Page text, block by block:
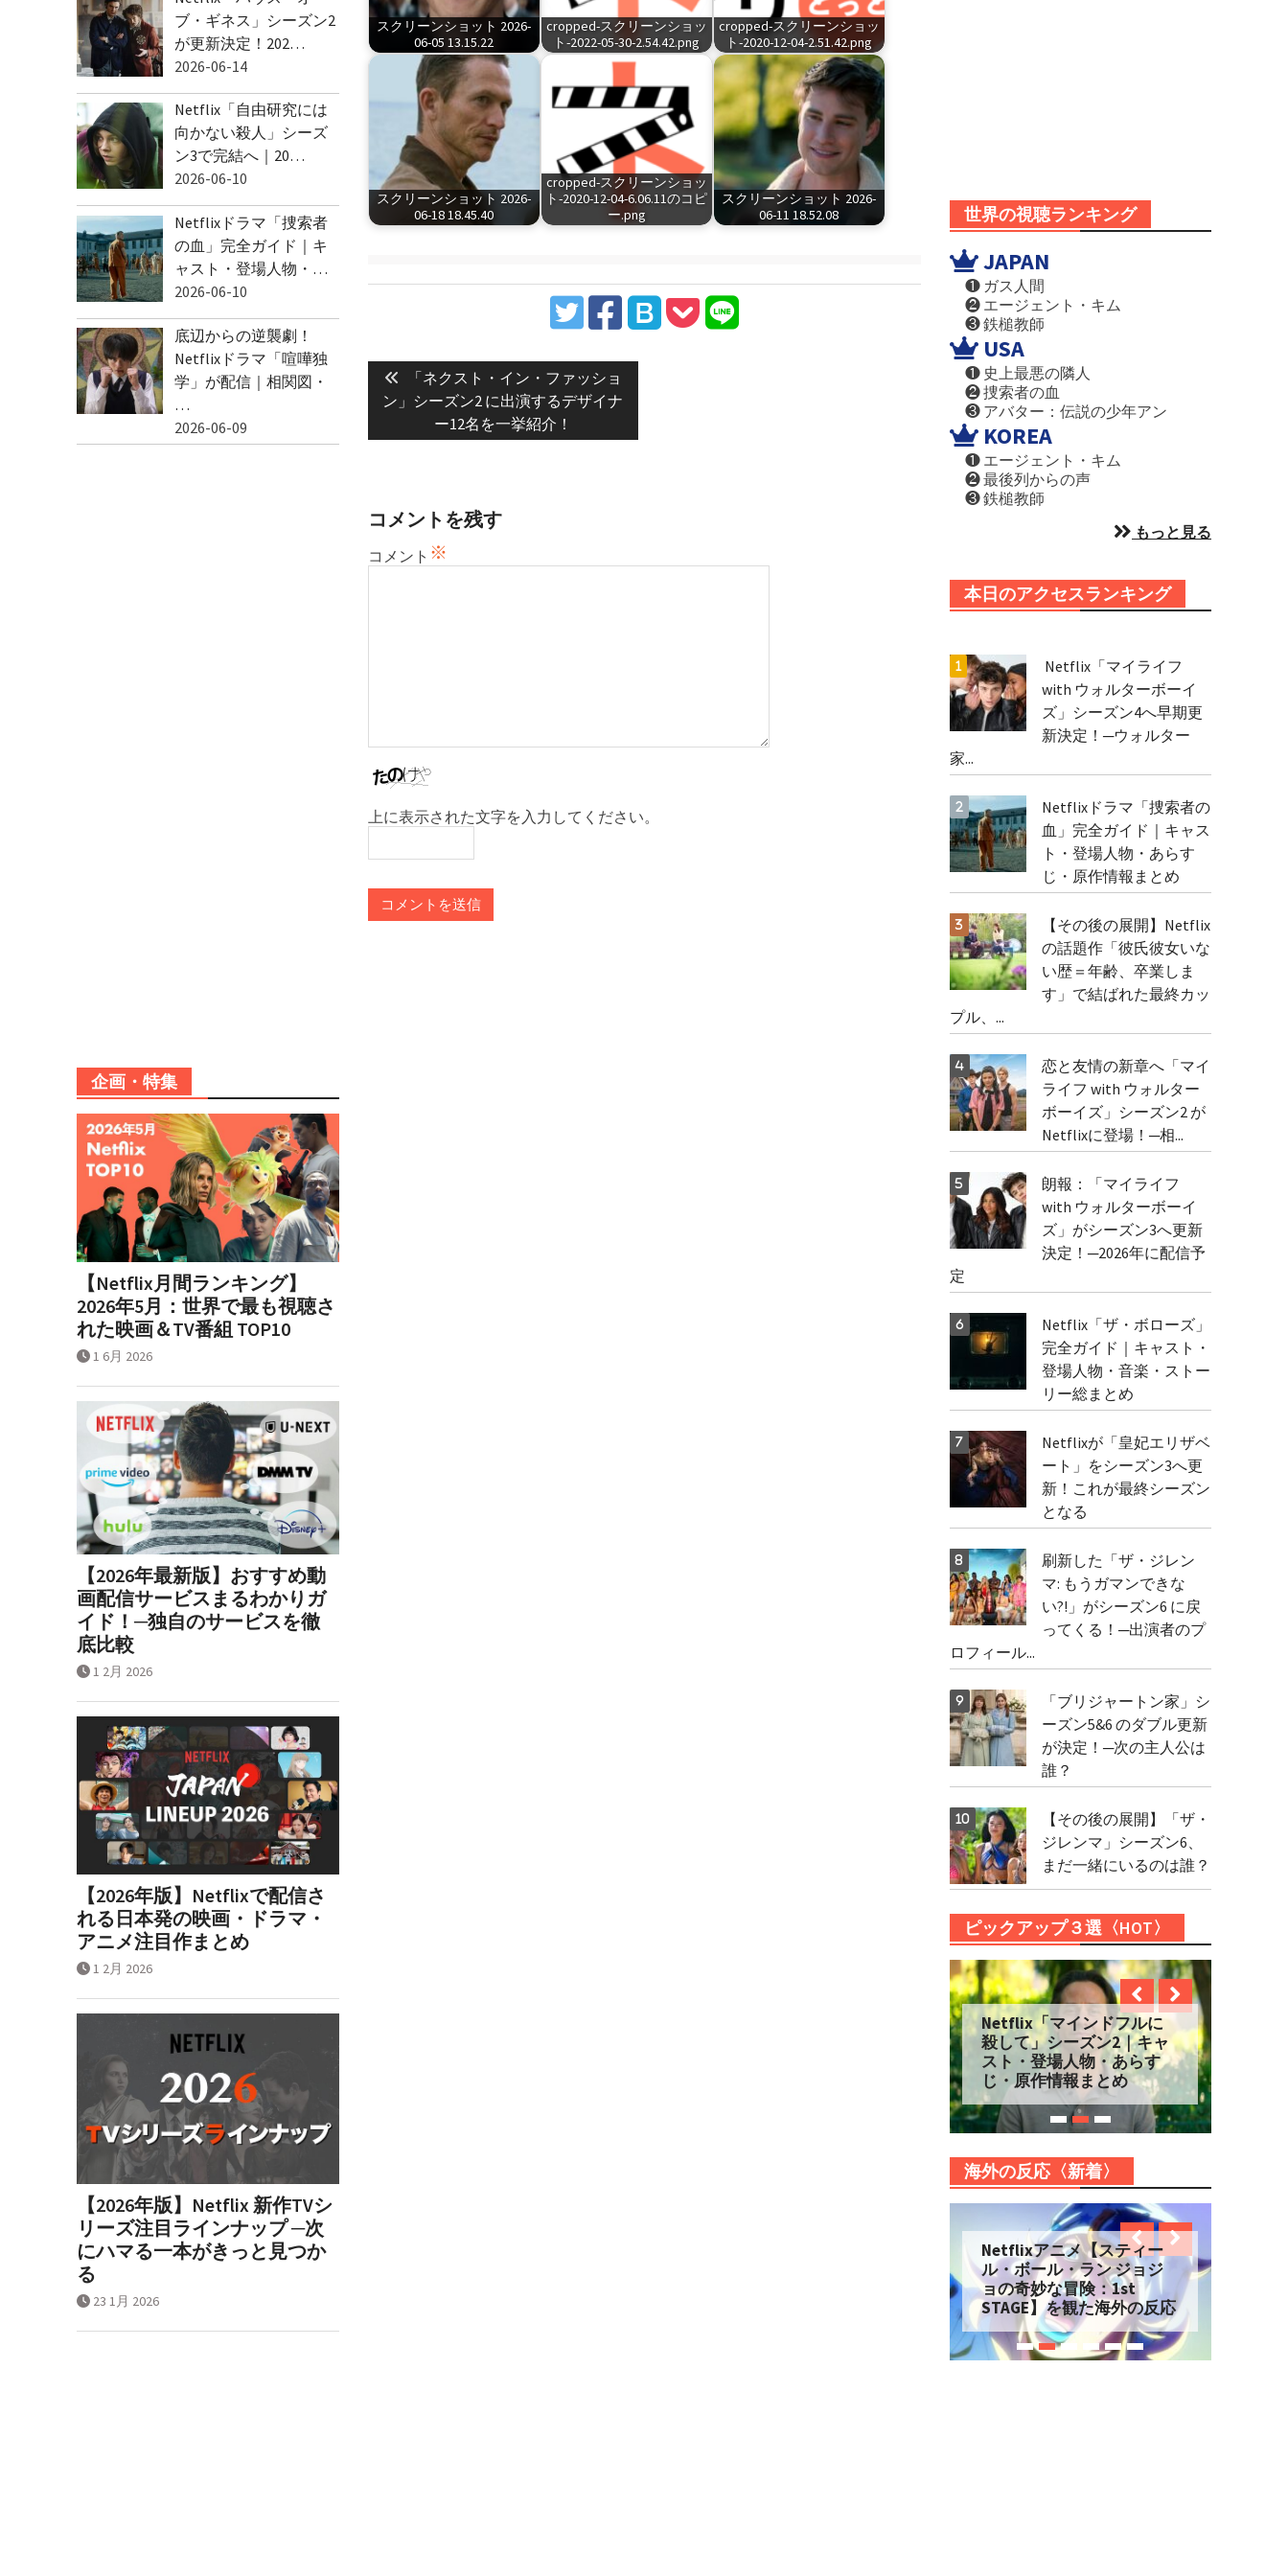
スクリーンショット 2026-
06-05 13.15.22
cropped-スクリーンショッ
ト-2022-05-30-2.54.42.png
cropped-スクリーンショッ
ト-2020-12-04-2.51.42.png
スクリーンショット 2026-
06-18 18.45.40
cropped-スクリーンショッ
ト-2020-12-04-6.06.11のコピ
ー.png
スクリーンショット 2026-
06-11 18.52.08
投
稿
ナ
ビ
シ
ン
Previous
post:
「ネクスト・イン・ファッショ
ン」シーズン2 に出演するデザイナ
ー12名を一挙紹介！
コメントを残す
コメント ※
上に表示された文字を入力してください。
世界の視聴ランキング
JAPAN
❶ ガス人間
❷ エージェント・キム
❸ 鉄槌教師
USA
❶ 史上最悪の隣人
❷ 捜索者の血
❸ アバター：伝説の少年アン
KOREA
❶ エージェント・キム
❷ 最後列からの声
❸ 鉄槌教師
もっと見る
本日のアクセスランキング
Netflix「マイライフ
with ウォルターボーイ
ズ」シーズン4へ早期更
新決定！─ウォルター
家...
Netflixドラマ「捜索者の
血」完全ガイド｜キャス
ト・登場人物・あらす
じ・原作情報まとめ
【その後の展開】Netflix
の話題作「彼氏彼女いな
い歴＝年齢、卒業しま
す」で結ばれた最終カッ
プル、...
恋と友情の新章へ「マイ
ライフ with ウォルター
ボーイズ」シーズン2 が
Netflixに登場！─相...
朗報：「マイライフ
with ウォルターボーイ
ズ」がシーズン3へ更新
決定！─2026年に配信予
定
Netflix「ザ・ボローズ」
完全ガイド｜キャスト・
登場人物・音楽・ストー
リー総まとめ
Netflixが「皇妃エリザベ
ート」をシーズン3へ更
新！これが最終シーズン
となる
刷新した「ザ・ジレン
マ: もうガマンできな
い?!」がシーズン6 に戻
ってくる！─出演者のプ
ロフィール...
「ブリジャートン家」シ
ーズン5&6 のダブル更新
が決定！─次の主人公は
誰？
【その後の展開】「ザ・
ジレンマ」シーズン6、
まだ一緒にいるのは誰？
ピックアップ３選〈HOT〉
Netflix「マインドフルに
殺して」シーズン2｜キャ
スト・登場人物・あらす
じ・原作情報まとめ
海外の反応〈新着〉
Netflixアニメ【スティー
ル・ボール・ラン ジョジ
ョの奇妙な冒険：1st
STAGE】を観た海外の反応
ブ・ギネス」シーズン2
が更新決定！202…
2026-06-14
Netflix「自由研究には
向かない殺人」シーズ
ン3で完結へ｜20…
2026-06-10
Netflixドラマ「捜索者
の血」完全ガイド｜キ
ャスト・登場人物・…
2026-06-10
底辺からの逆襲劇！
Netflixドラマ「喧嘩独
学」が配信｜相関図・
…
2026-06-09
企画・特集
【Netflix月間ランキング】
2026年5月：世界で最も視聴さ
れた映画＆TV番組 TOP10
1 6月 2026
【2026年最新版】おすすめ動
画配信サービスまるわかりガ
イド！─独自のサービスを徹
底比較
1 2月 2026
【2026年版】Netflixで配信さ
れる日本発の映画・ドラマ・
アニメ注目作まとめ
1 2月 2026
【2026年版】Netflix 新作TVシ
リーズ注目ラインナップ ─次
にハマる一本がきっと見つか
る
23 1月 2026